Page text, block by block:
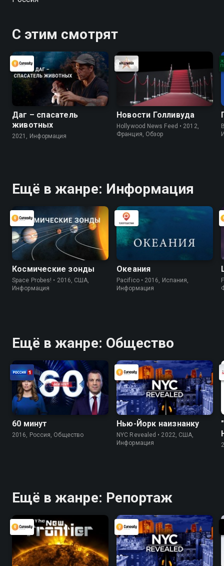
С этим смотрят
Даг – спасатель
животных
2021, Информация
Новости Голливуда
Hollywood News Feed • 2012,
Франция, Обзор
Ещё в жанре: Информация
Космические зонды
Space Probes! • 2016, США,
Информация
Океания
Pacifico • 2016, Испания,
Информация
Ещё в жанре: Общество
60 минут
2016, Россия, Общество
Нью-Йорк наизнанку
NYC Revealed • 2022, США,
Информация
Ещё в жанре: Репортаж